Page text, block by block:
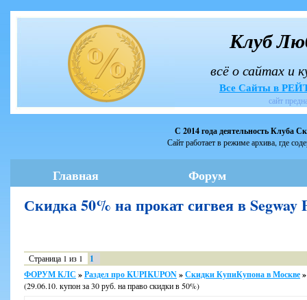
Клуб
всё о сайтах и
Все Сайты в
сайт
С 2014 года деятельность Клуба
Сайт работает в режиме архива, где
Главная Форум
Скидка 50% на прокат сигвея в
Страница 1 из 1
1
ФОРУМ КЛС »Раздел про KUPIKUPON»Скидки КупиКупона в Москве»
(29.06.10. купон за 30 руб. на право скидки в 50%)